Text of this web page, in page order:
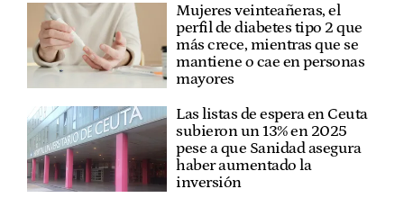
Mujeres veinteañeras, el
perfil de diabetes tipo 2 que
más crece, mientras que se
mantiene o cae en personas
mayores
Las listas de espera en Ceuta
subieron un 13% en 2025
pese a que Sanidad asegura
haber aumentado la
inversión